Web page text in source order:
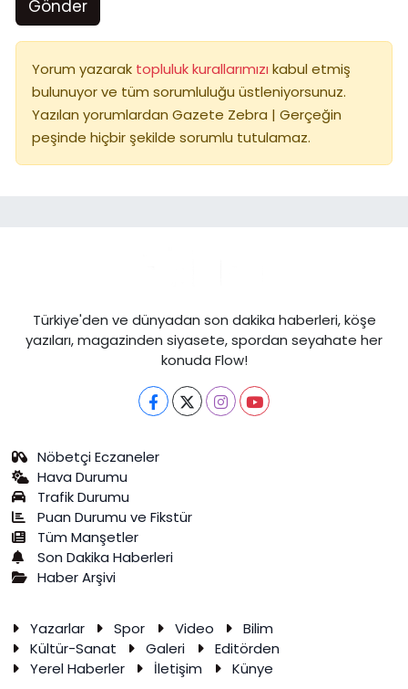
Gönder
Yorum yazarak topluluk kurallarımızı kabul etmiş
bulunuyor ve tüm sorumluluğu üstleniyorsunuz.
Yazılan yorumlardan Gazete Zebra | Gerçeğin
peşinde hiçbir şekilde sorumlu tutulamaz.
Türkiye'den ve dünyadan son dakika haberleri, köşe
yazıları, magazinden siyasete, spordan seyahate her
konuda Flow!
Nöbetçi Eczaneler
Hava Durumu
Trafik Durumu
Puan Durumu ve Fikstür
Tüm Manşetler
Son Dakika Haberleri
Haber Arşivi
Yazarlar Spor Video
Bilim
Kültür-Sanat
Galeri
Editörden
Yerel Haberler
İletişim Künye